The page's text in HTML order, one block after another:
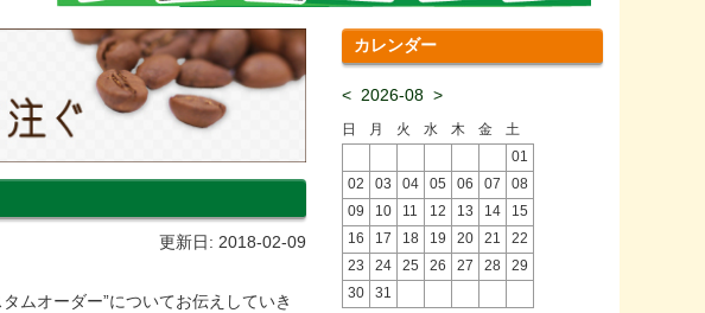
更新日: 2018-02-09
ムオーダー”についてお伝えしていき
カレンダー
< 2026-08 >
日 月 火 水 木 金
土
01
02
03 04 05 06 07
08
09
10 11 12 13 14
15
16
17 18 19 20 21
22
23
24 25 26 27 28
29
30
31